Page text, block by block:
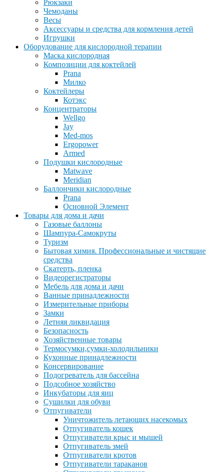
Рюкзаки
Чемоданы
Весы
Аксессуары и средства для кормления детей
Игрушки
Оборудование для кислородной терапии
Маска кислородная
Композиции для коктейлей
Prana
Милко
Коктейлеры
Котэкс
Концентраторы
Wellgo
Jay
Med-mos
Ergopower
Armed
Подушки кислородные
Matwave
Meridian
Баллончики кислородные
Prana
Основной Элемент
Товары для дома и дачи
Газовые баллоны
Шампура-Самокруты
Туризм
Бытовая химия. Профессиональные и чистящие
средства
Скатерть, пленка
Видеорегистраторы
Мебель для дома и дачи
Ванные принадлежности
Измерительные приборы
Замки
Летняя ликвидация
Безопасность
Хозяйственные товары
Термосумки,сумки-холодильники
Кухонные принадлежности
Консервирование
Подогреватель для бассейна
Подсобное хозяйство
Инкубаторы для яиц
Сушилки для обуви
Отпугиватели
Уничтожитель летающих насекомых
Отпугиватель кошек
Отпугиватели крыс и мышей
Отпугиватель змей
Отпугиватели кротов
Отпугиватели тараканов